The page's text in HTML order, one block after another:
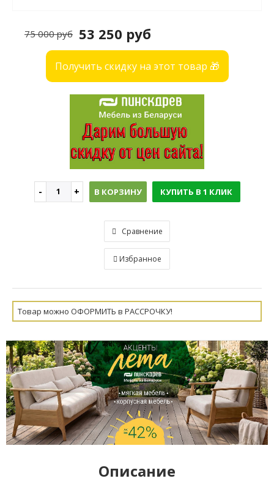
53 250 руб
75 000 руб
Получить скидку на этот товар 🎁
В КОРЗИНУ КУПИТЬ В 1 КЛИК
Сравнение
Избранное
Товар можно ОФОРМИТЬ в РАССРОЧКУ!
Описание